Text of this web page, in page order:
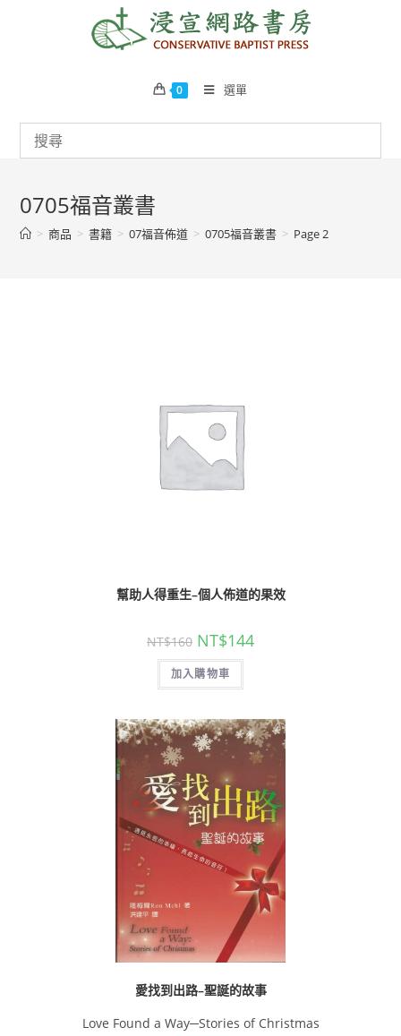
0 選單
0705福音叢書
> 商品 > 書籍 > 07福音佈道 > 0705福音叢書 > Page 2
幫助人得重生–個人佈道的果效
NT$160 NT$144
加入購物車
愛找到出路–聖誕的故事
Love Found a Way─Stories of Christmas